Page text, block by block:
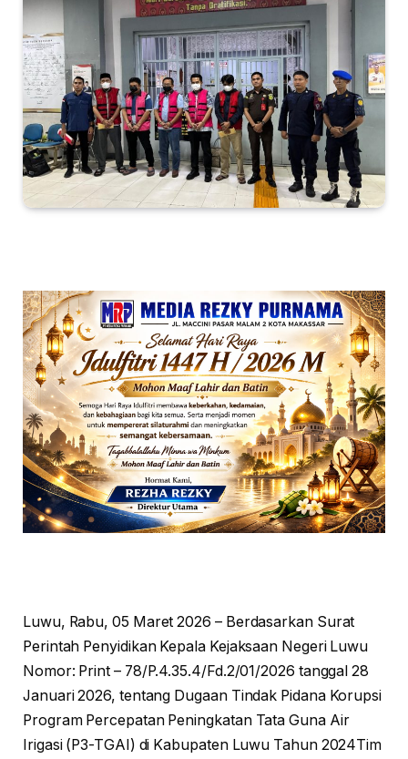
Luwu, Rabu, 05 Maret 2026 – Berdasarkan Surat
Perintah Penyidikan Kepala Kejaksaan Negeri Luwu
Nomor: Print – 78/P.4.35.4/Fd.2/01/2026 tanggal 28
Januari 2026, tentang Dugaan Tindak Pidana Korupsi
Program Percepatan Peningkatan Tata Guna Air
Irigasi (P3-TGAI) di Kabupaten Luwu Tahun 2024Tim